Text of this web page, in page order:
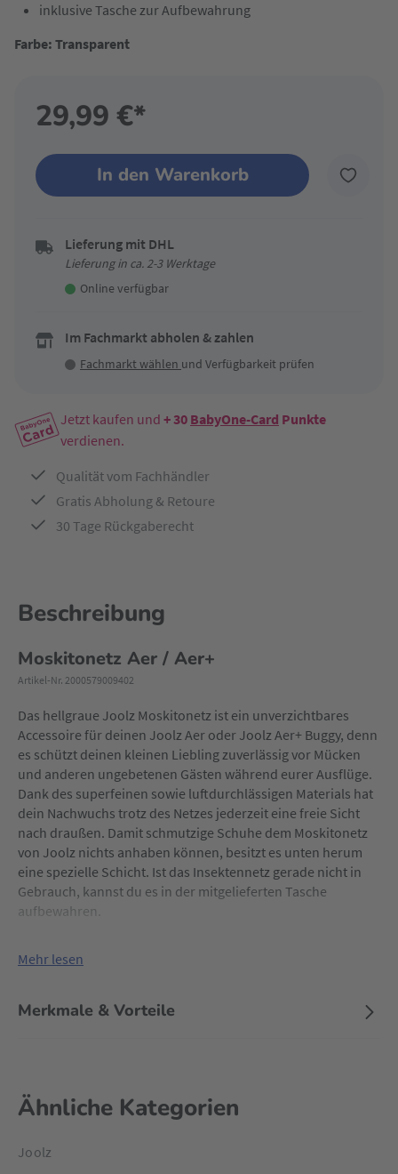
inklusive Tasche zur Aufbewahrung
Farbe: Transparent
29,99 €*
In den Warenkorb
Lieferung mit DHL
Lieferung in ca. 2-3 Werktage
Online verfügbar
Im Fachmarkt abholen & zahlen
Fachmarkt wählen und Verfügbarkeit prüfen
Jetzt kaufen und + 30 BabyOne-Card Punkte
verdienen.
Qualität vom Fachhändler
Gratis Abholung & Retoure
30 Tage Rückgaberecht
Beschreibung
Moskitonetz Aer / Aer+
Artikel-Nr. 2000579009402
Das hellgraue Joolz Moskitonetz ist ein unverzichtbares
Accessoire für deinen Joolz Aer oder Joolz Aer+ Buggy, denn
es schützt deinen kleinen Liebling zuverlässig vor Mücken
und anderen ungebetenen Gästen während eurer Ausflüge.
Dank des superfeinen sowie luftdurchlässigen Materials hat
dein Nachwuchs trotz des Netzes jederzeit eine freie Sicht
nach draußen. Damit schmutzige Schuhe dem Moskitonetz
von Joolz nichts anhaben können, besitzt es unten herum
eine spezielle Schicht. Ist das Insektennetz gerade nicht in
Gebrauch, kannst du es in der mitgelieferten Tasche
aufbewahren.
Mehr lesen
Merkmale & Vorteile
Ähnliche Kategorien
Joolz